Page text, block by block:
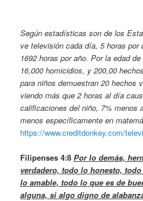
Según estadísticas son de los
ve televisión cada día, 5 horas
1692 horas por año. Por la edad
16,000 homicidios, y 200,00
para niños demuestran 20 hechos
viendo más que 2 horas al día
calificaciones del niño, 7% menos
menosespecíficamente en
https://www.creditdonkey.com/
Filipenses 4:8 Por lo demás,
verdadero, todo lo honesto,
lo amable, todo lo que es de
alguna, si algo digno de